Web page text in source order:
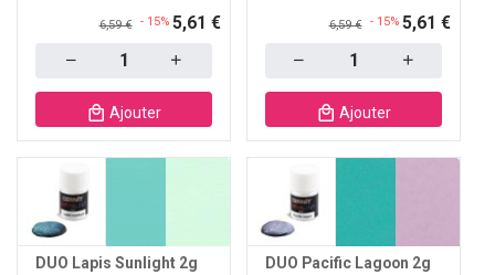
6,59 € - 15% 5,61 €
Ajouter
6,59 € - 15% 5,61 €
Ajouter
DUO Lapis Sunlight 2g DUO Pacific Lagoon 2g